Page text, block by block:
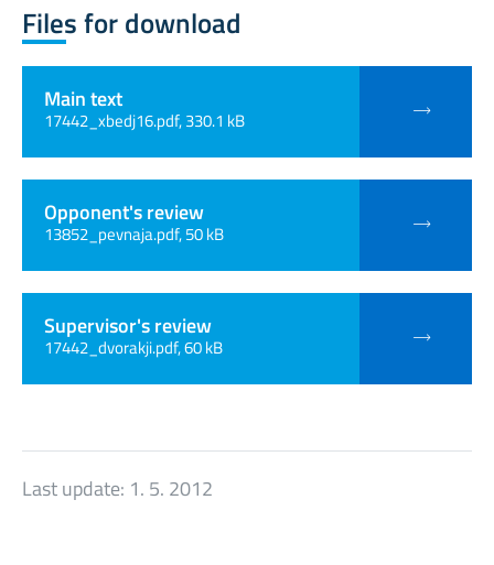
Files for download
Main text
17442_xbedj16.pdf, 330.1 kB
Opponent's review
13852_pevnaja.pdf, 50 kB
Supervisor's review
17442_dvorakji.pdf, 60 kB
Last update: 1. 5. 2012